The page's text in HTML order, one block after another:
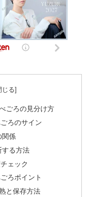
ごろの見分け方
ろのサイン
関係
する方法
ェック
ろポイント
と保存方法